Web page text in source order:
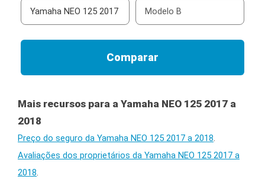
Mais recursos para a Yamaha NEO 125 2017 a
2018
Preço do seguro da Yamaha NEO 125 2017 a 2018.
Avaliações dos proprietários da Yamaha NEO 125 2017 a
2018.